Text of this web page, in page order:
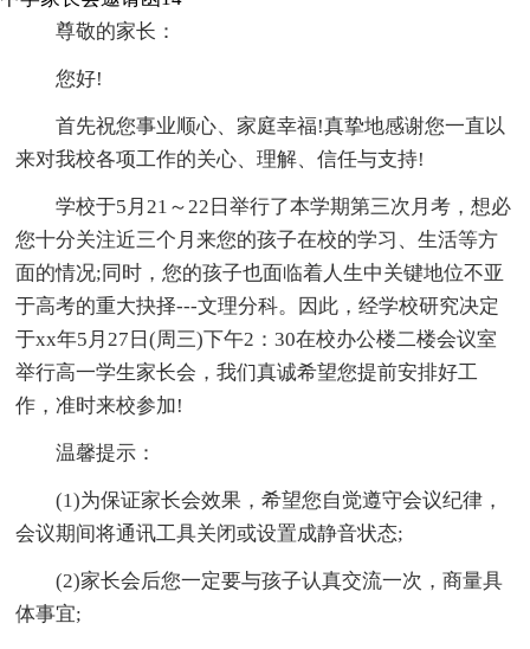
尊敬的家长：
您好!
首先祝您事业顺心、家庭幸福!真挚地感谢您一直以
来对我校各项工作的关心、理解、信任与支持!
学校于5月21～22日举行了本学期第三次月考，想必
您十分关注近三个月来您的孩子在校的学习、生活等方
面的情况;同时，您的孩子也面临着人生中关键地位不亚
于高考的重大抉择---文理分科。因此，经学校研究决定
于xx年5月27日(周三)下午2：30在校办公楼二楼会议室
举行高一学生家长会，我们真诚希望您提前安排好工
作，准时来校参加!
温馨提示：
(1)为保证家长会效果，希望您自觉遵守会议纪律，
会议期间将通讯工具关闭或设置成静音状态;
(2)家长会后您一定要与孩子认真交流一次，商量具
体事宜;